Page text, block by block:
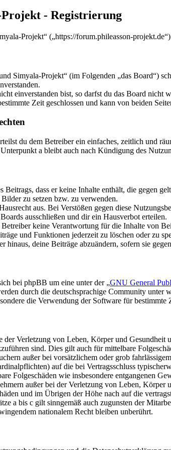
Projekt - Registrierung
Projekt“ („https://forum.phileasson-
Simyala-Projekt“ (im Folgenden „das Board“)
einverstanden bist, so darfst du das Board
Zeit geschlossen und kann von beiden
du dem Betreiber ein einfaches, zeitlich und
a bleibt auch nach Kündigung des
dass er keine Inhalte enthält, die gegen
zu setzen bzw. zu verwenden.
aus. Bei Verstößen gegen diese
ausschließen und dir ein Hausverbot erteilen.
keine Verantwortung für die Inhalte von
und Funktionen jederzeit zu löschen oder zu
hinaus, deine Beiträge abzuändern, sofern sie
bei phpBB um eine unter der „GNU General
durch die deutschsprachige Community
die Verwendung der Software für
der Verletzung von Leben, Körper und
sind. Dies gilt auch für mittelbare
außer bei vorsätzlichem oder grob
auf die bei Vertragsschluss
Folgeschäden wie insbesondere entgangenen
außer bei der Verletzung von Leben, Körper
und im Übrigen der Höhe nach auf die
a bis c gilt sinngemäß auch zugunsten der
nationalem Recht bleiben unberührt.